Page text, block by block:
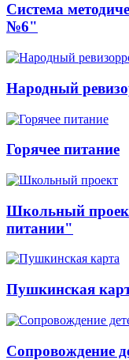
Система
№6"
Народный
Горячее питание
Школьный
питании"
Пушкинская
Сопровождение